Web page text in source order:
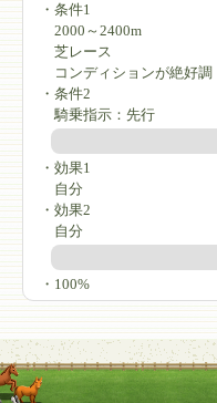
・条件1
2000～2400m
芝レース
コンディションが絶好調
・条件2
騎乗指示：先行
・効果1
自分
・効果2
自分
・100%